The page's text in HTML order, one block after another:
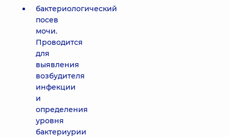
бактериологический
посев
мочи.
Проводится
для
выявления
возбудителя
инфекции
и
определения
уровня
бактериурии